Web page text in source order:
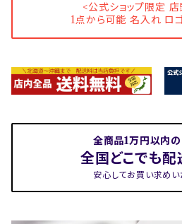
<公式ショップ限定
1点から可能 名入れ ロ
全商品1万円以内
全国どこでも
安心してお買い求めい